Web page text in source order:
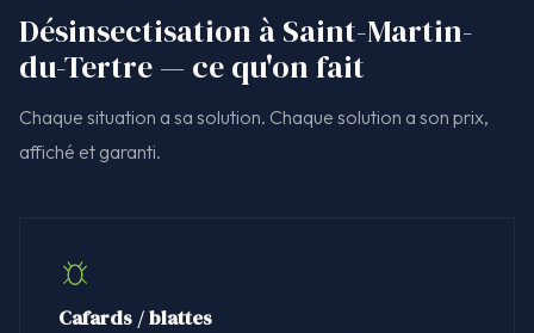
Désinsectisation à Saint-Martin-
du-Tertre — ce qu'on fait
Chaque situation a sa solution. Chaque solution a son prix,
affiché et garanti.
Cafards / blattes